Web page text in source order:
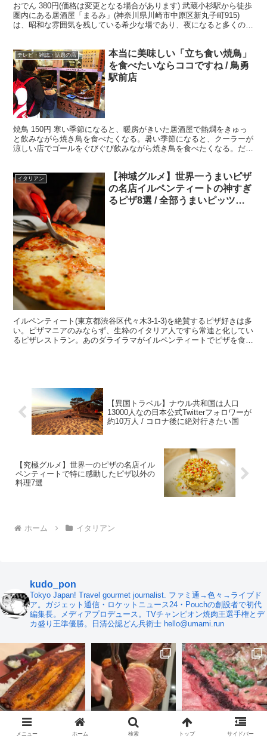
おでん 380円(価格は変更となる場合があります) 武蔵小杉駅から徒歩
圏内にある居酒屋「まるみ」(神奈川県川崎市中原区新丸子町915)
は、昭和な雰囲気を残している希少な場であり、夜になると多くのサ
テレビ・雑誌・話題の店
本当に美味しい「立ち食い焼鳥」
を食べたいならココですね / 鳥勇
駅前店
焼鳥 150円 寒い季節になると、暖房がきいた居酒屋で熱燗をきゅっ
と飲みながら焼き鳥を食べたくなる。暑い季節になると、クーラーが
涼しい店でゴールをぐびぐび飲みながら焼き鳥を食べたくなる。だけ
イタリアン
【神域グルメ】世界一うまいピザ
の名店イルペンティートの神すぎ
るピザ8選 / 全部うまいピッツェ
イルペンティート(東京都渋谷区代々木3-1-3)を絶賛するピザ好きは多
い。ピザマニアのみならず、生粋のイタリア人ですら常連と化してい
るピザレストラン。あのダライラマがイルペンティートでピザを食べ
【異国トラベル】ナウル共和国は人口
13000人なの日本公式Twitterフォロワーが
約10万人 / コロナ後に絶対行きたい国
【究極グルメ】世界一のピザの名店イル
ペンティートで特に感動したピザ以外の
料理7選
ホーム イタリアン
kudo_pon
Tokyo Japan! Travel gourmet journalist. ファミ通→色々→ライブド
ア。ガジェット通信・ロケットニュース24・Pouchの創設者で初代
編集長。メディアプロデュース。TVチャンピオン焼肉王選手権とデ
カ盛り王準優勝。日清公認どん兵衛士 hello@umami.run
メニュー ホーム 検索 トップ サイドバー